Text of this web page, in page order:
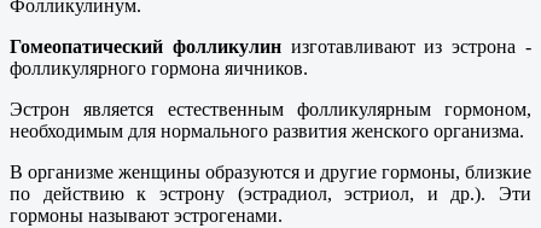
Фолликулинум.
Гомеопатический фолликулинизготавливают из эстрона -
фолликулярного гормона яичников.
Эстрон является естественным фолликулярным гормоном,
необходимым для нормального развития женского организма.
В организме женщины образуются и другие гормоны, близкие
по действию к эстрону (эстрадиол, эстриол, и др.). Эти
гормоны называют эстрогенами.